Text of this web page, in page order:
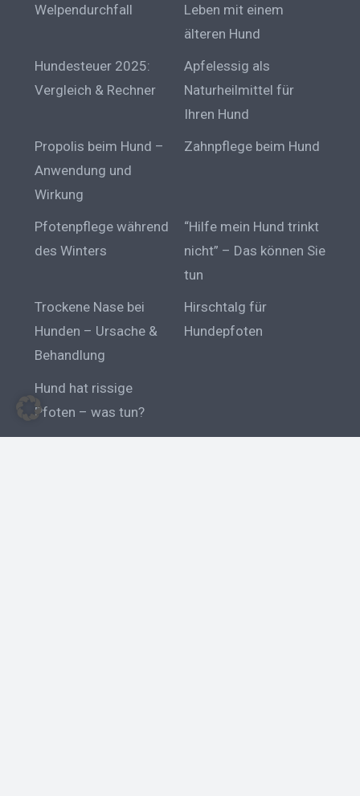
Welpendurchfall
Leben mit einem
älteren Hund
Hundesteuer 2025:
Vergleich & Rechner
Apfelessig als
Naturheilmittel für
Ihren Hund
Propolis beim Hund –
Anwendung und
Wirkung
Zahnpflege beim Hund
Pfotenpflege während
des Winters
“Hilfe mein Hund trinkt
nicht” – Das können Sie
tun
Trockene Nase bei
Hunden – Ursache &
Behandlung
Hirschtalg für
Hundepfoten
Hund hat rissige
Pfoten – was tun?